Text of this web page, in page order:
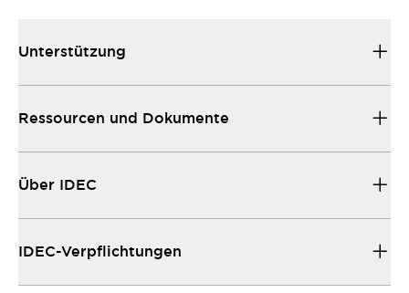
Unterstützung
Ressourcen und Dokumente
Über IDEC
IDEC-Verpflichtungen